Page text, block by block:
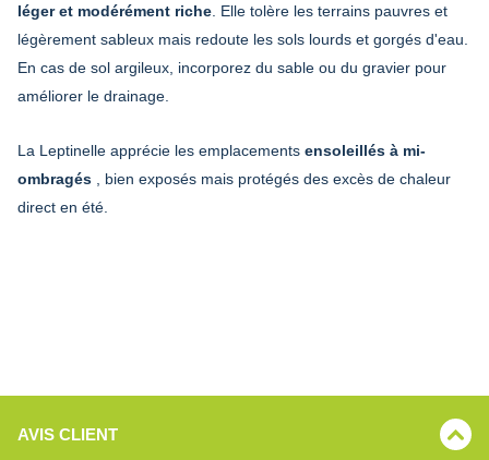
léger et modérément riche . Elle tolère les terrains pauvres et
légèrement sableux mais redoute les sols lourds et gorgés d'eau.
En cas de sol argileux, incorporez du sable ou du gravier pour
améliorer le drainage.
La Leptinelle apprécie les emplacements ensoleillés à mi-
ombragés , bien exposés mais protégés des excès de chaleur
direct en été.
AVIS CLIENT